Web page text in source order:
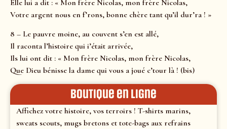
Elle lui a dit : « Mon frère Nicolas, mon frère Nicolas,
Votre argent nous en f’rons, bonne chère tant qu’il dur’ra ! »
8 – Le pauvre moine, au couvent s’en est allé,
Il raconta l’histoire qui i’était arrivée,
Ils lui ont dit : « Mon frère Nicolas, mon frère Nicolas,
Que Dieu bénisse la dame qui vous a joué c’tour là ! (bis)
Boutique en ligne
Affichez votre histoire, vos terroirs ! T-shirts marins,
sweats scouts, mugs bretons et tote-bags aux refrains